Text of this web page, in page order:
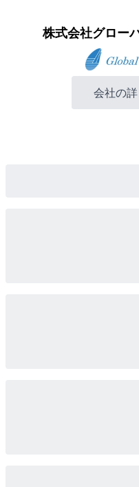
株式会社グロー
会社の